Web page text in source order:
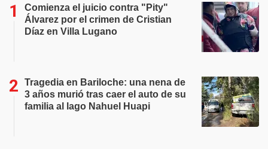
Comienza el juicio contra "Pity"
Álvarez por el crimen de Cristian
Díaz en Villa Lugano
Tragedia en Bariloche: una nena de
3 años murió tras caer el auto de su
familia al lago Nahuel Huapi